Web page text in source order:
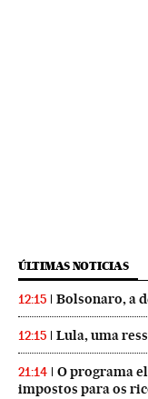
ÚLTIMAS NOTICIAS
12:15 Bolsonaro, a
12:15 Lula, uma
21:14
O programa
impostos para os